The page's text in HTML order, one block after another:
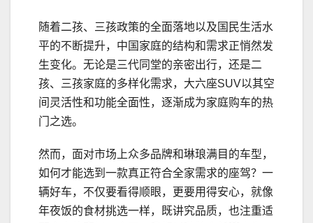
随着二孩、三孩政策的全面落地以及国民生活水
平的不断提升，中国家庭的结构和需求正悄然发
生变化。无论是三代同堂的亲密出行，还是二
孩、三孩家庭的多样化需求，大六座SUV以其空
间灵活性和功能全面性，逐渐成为家庭购车的热
门之选。
然而，面对市场上众多品牌和琳琅满目的车型，
如何才能选到一款真正符合全家需求的座驾？一
辆好车，不仅要看得顺眼，更要用得安心，就像
年夜饭的食材挑选一样，既讲究品质，也注重适